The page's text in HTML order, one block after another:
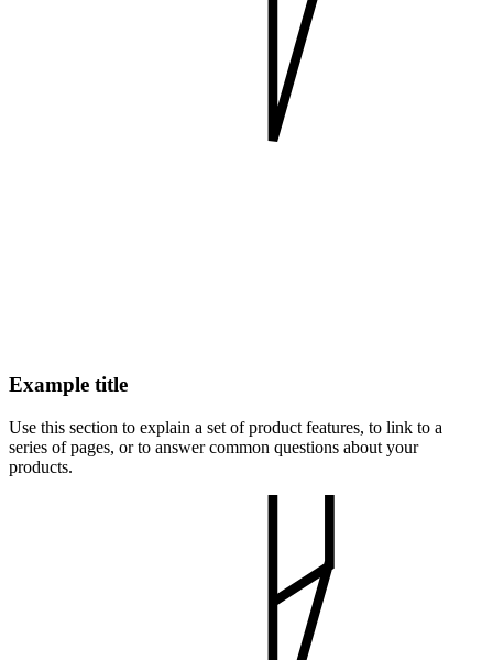
Example title
Use this section to explain a set of product features, to link to a
series of pages, or to answer common questions about your
products.